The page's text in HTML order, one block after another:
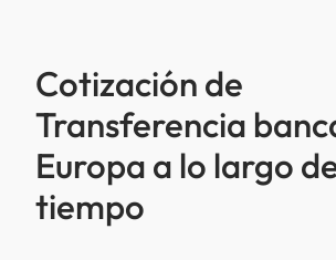
Cotización de
Transferencia
Europa a lo largo
tiempo